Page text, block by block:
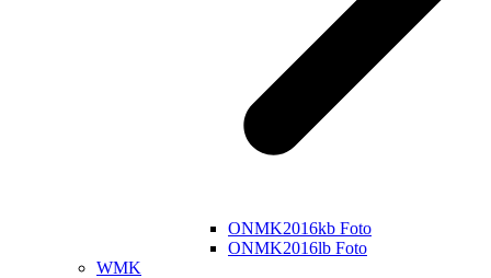
ONMK2016kb Foto
ONMK2016lb Foto
WMK